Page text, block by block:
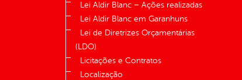
Lei Aldir Blanc – Ações realizadas
Lei Aldir Blanc em Garanhuns
Lei de Diretrizes Orçamentárias
(LDO)
Licitações e Contratos
Localização